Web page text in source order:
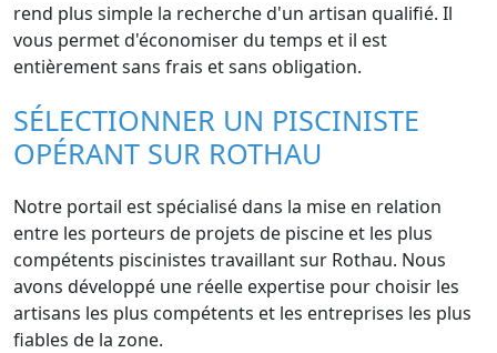
rend plus simple la recherche d'un artisan qualifié. Il
vous permet d'économiser du temps et il est
entièrement sans frais et sans obligation.
SÉLECTIONNER UN PISCINISTE
OPÉRANT SUR ROTHAU
Notre portail est spécialisé dans la mise en relation
entre les porteurs de projets de piscine et les plus
compétents piscinistes travaillant sur Rothau. Nous
avons développé une réelle expertise pour choisir les
artisans les plus compétents et les entreprises les plus
fiables de la zone.